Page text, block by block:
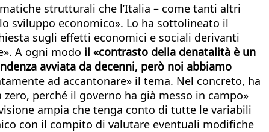
strutturali che l’Italia – come tanti altri
sviluppo economico». Lo ha sottolineato il
sugli effetti economici e sociali derivanti
A ogni modo il «contrasto della denatalità è un
avviata da decenni, però noi abbiamo
ad accantonare» il tema. Nel concreto, ha
perché il governo ha già messo in campo»
ampia che tenga conto di tutte le variabili
con il compito di valutare eventuali modifiche